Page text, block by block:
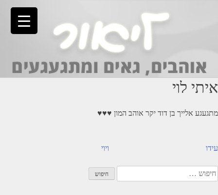
איתי לוי
מתגעגע אלייך בן דוד יקר אוהב המון ♥️♥️♥️
ניווט ויוי עידו
חיפוש: